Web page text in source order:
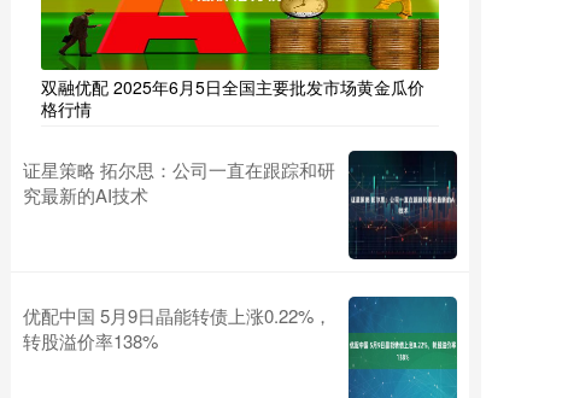
双融优配 2025年6月5日全国主要批发市场黄金瓜价
格行情
证星策略 拓尔思：公司一直在跟踪和研
究最新的AI技术
优配中国 5月9日晶能转债上涨0.22%，
转股溢价率138%